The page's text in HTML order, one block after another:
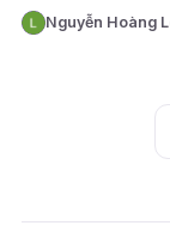
N Nguyễn Hoàng